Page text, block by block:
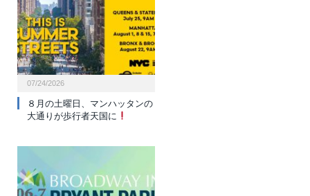
07/24/2026
８月の土曜日、マンハッタンの
大通りが歩行者天国に